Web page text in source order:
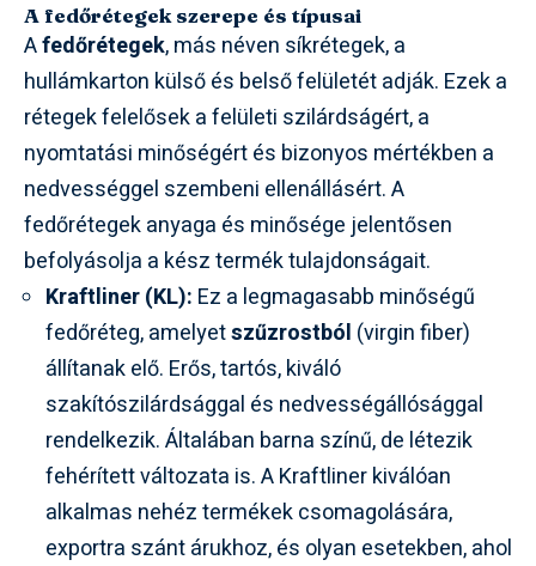
A fedőrétegek szerepe és típusai
Afedőrétegek, más néven síkrétegek, a
hullámkarton külső és belső felületét adják. Ezek a
rétegek felelősek a felületi szilárdságért, a
nyomtatási minőségért és bizonyos mértékben a
nedvességgel szembeni ellenállásért. A
fedőrétegek anyaga és minősége jelentősen
befolyásolja a kész termék tulajdonságait.
Kraftliner (KL): Ez a legmagasabb minőségű
fedőréteg, amelyetszűzrostból (virgin fiber)
állítanak elő. Erős, tartós, kiváló
szakítószilárdsággal és nedvességállósággal
rendelkezik. Általában barna színű, de létezik
fehérített változata is. A Kraftliner kiválóan
alkalmas nehéz termékek csomagolására,
exportra szánt árukhoz, és olyan esetekben, ahol